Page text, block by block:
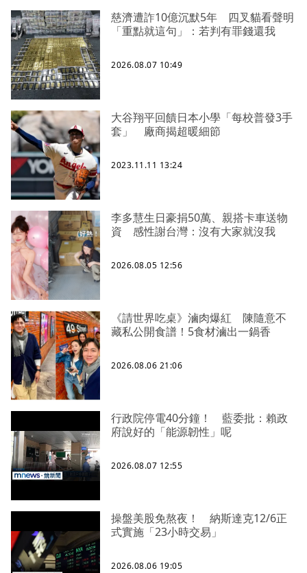
慈濟遭詐10億沉默5年 四叉貓看聲明
「重點就這句」：若判有罪錢還我
2026.08.07 10:49
大谷翔平回饋日本小學「每校普發3手
套」 廠商揭超暖細節
2023.11.11 13:24
李多慧生日豪捐50萬、親搭卡車送物
資 感性謝台灣：沒有大家就沒我
2026.08.05 12:56
《請世界吃桌》滷肉爆紅 陳隨意不
藏私公開食譜！5食材滷出一鍋香
2026.08.06 21:06
行政院停電40分鐘！ 藍委批：賴政
府說好的「能源韌性」呢
2026.08.07 12:55
操盤美股免熬夜！ 納斯達克12/6正
式實施「23小時交易」
2026.08.06 19:05